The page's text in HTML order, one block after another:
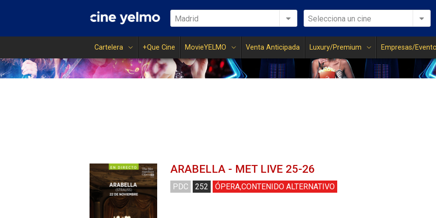
Madrid Selecciona un cine
Cartelera +Que Cine MovieYELMO Venta Anticipada Luxury/Premium Empresas/
ARABELLA - MET LIVE 25-26
PDC 252 ÓPERA,CONTENIDO ALTERNATIVO